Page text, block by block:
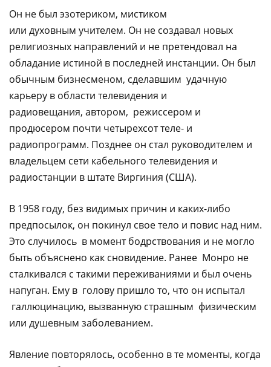
Он не был эзотериком, мистиком
или духовным учителем. Он не создавал новых
религиозных направлений и не претендовал на
обладание истиной в последней инстанции. Он был
обычным бизнесменом, сделавшим удачную
карьеру в области телевидения и
радиовещания, автором, режиссером и
продюсером почти четырехсот теле- и
радиопрограмм. Позднее он стал руководителем и
владельцем сети кабельного телевидения и
радиостанции в штате Виргиния (США).
В 1958 году, без видимых причин и каких-либо
предпосылок, он покинул свое тело и повис над ним.
Это случилось в момент бодрствования и не могло
быть объяснено как сновидение. Ранее Монро не
сталкивался с такими переживаниями и был очень
напуган. Ему в голову пришло то, что он испытал
галлюцинацию, вызванную страшным физическим
или душевным заболеванием.
Явление повторялось, особенно в те моменты, когда